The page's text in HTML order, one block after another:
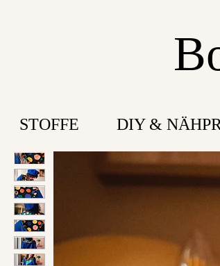
STOFFE DIY &